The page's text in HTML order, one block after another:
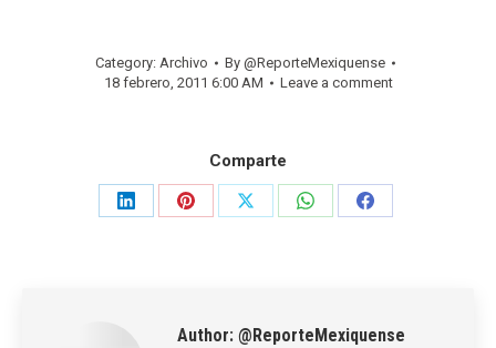
Category: Archivo By @ReporteMexiquense
18 febrero, 2011 6:00 AM
Leave a comment
Comparte
Share
Share
Share
Share
Share
Author: @ReporteMexiquense